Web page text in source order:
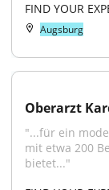
FIND YOUR
Augsburg
Oberarzt
"...für ein
mit etwa 200
bietet..."